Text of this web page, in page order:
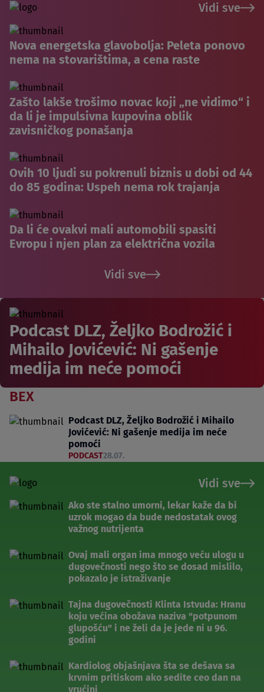
Vidi sve
Nova energetska glavobolja: Peleta ponovo
nema na stovarištima, a cena raste
Zašto lakše trošimo novac koji „ne vidimo“ i
da li je impulsivna kupovina oblik
zavisničkog ponašanja
Ovih 10 ljudi su pokrenuli biznis u dobi od 44
do 85 godina: Uspeh nema rok trajanja
Da li će ovakvi mali automobili spasiti
Evropu i njen plan za električna vozila
Vidi sve
Podcast DLZ, Željko Bodrožić i
Mihailo Jovićević: Ni gašenje
medija im neće pomoći
BEX
Podcast DLZ, Željko Bodrožić i Mihailo
Jovićević: Ni gašenje medija im neće
pomoći
PODCAST28.07.
Vidi sve
Ako ste stalno umorni, lekar kaže da bi
uzrok mogao da bude nedostatak ovog
važnog nutrijenta
Ovaj mali organ ima mnogo veću ulogu u
dugovečnosti nego što se dosad mislilo,
pokazalo je istraživanje
Tajna dugovečnosti Klinta Istvuda: Hranu
koju većina obožava naziva "potpunom
glupošću" i ne želi da je jede ni u 96.
godini
Kardiolog objašnjava šta se dešava sa
krvnim pritiskom ako sedite ceo dan na
vrućini